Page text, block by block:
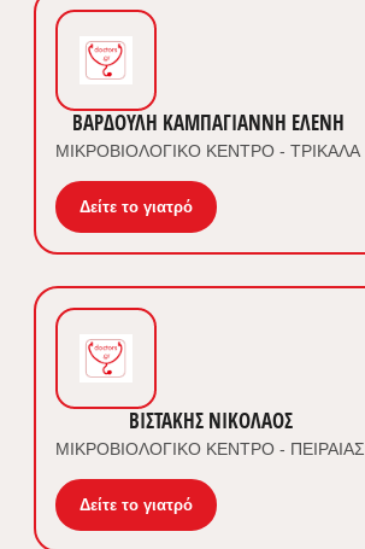
ΒΑΡΔΟΥΛΗ ΚΑΜΠΑΓΙΑΝΝΗ ΕΛΕΝΗ
ΜΙΚΡΟΒΙΟΛΟΓΙΚΟ ΚΕΝΤΡΟ - ΤΡΙΚΑΛΑ
Δείτε το γιατρό
ΒΙΣΤΑΚΗΣ ΝΙΚΟΛΑΟΣ
ΜΙΚΡΟΒΙΟΛΟΓΙΚΟ ΚΕΝΤΡΟ - ΠΕΙΡΑΙΑΣ
Δείτε το γιατρό